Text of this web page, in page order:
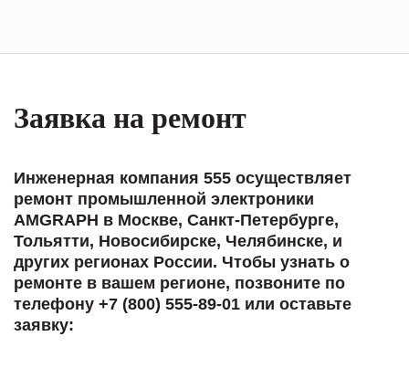
Заявка на ремонт
Инженерная компания 555 осуществляет
ремонт промышленной электроники
AMGRAPH в Москве, Санкт-Петербурге,
Тольятти, Новосибирске, Челябинске, и
других регионах России. Чтобы узнать о
ремонте в вашем регионе, позвоните по
телефону +7 (800) 555-89-01 или оставьте
заявку: